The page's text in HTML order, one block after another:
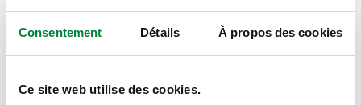
Consentement Détails À propos des cookies
Ce site web utilise des cookies.